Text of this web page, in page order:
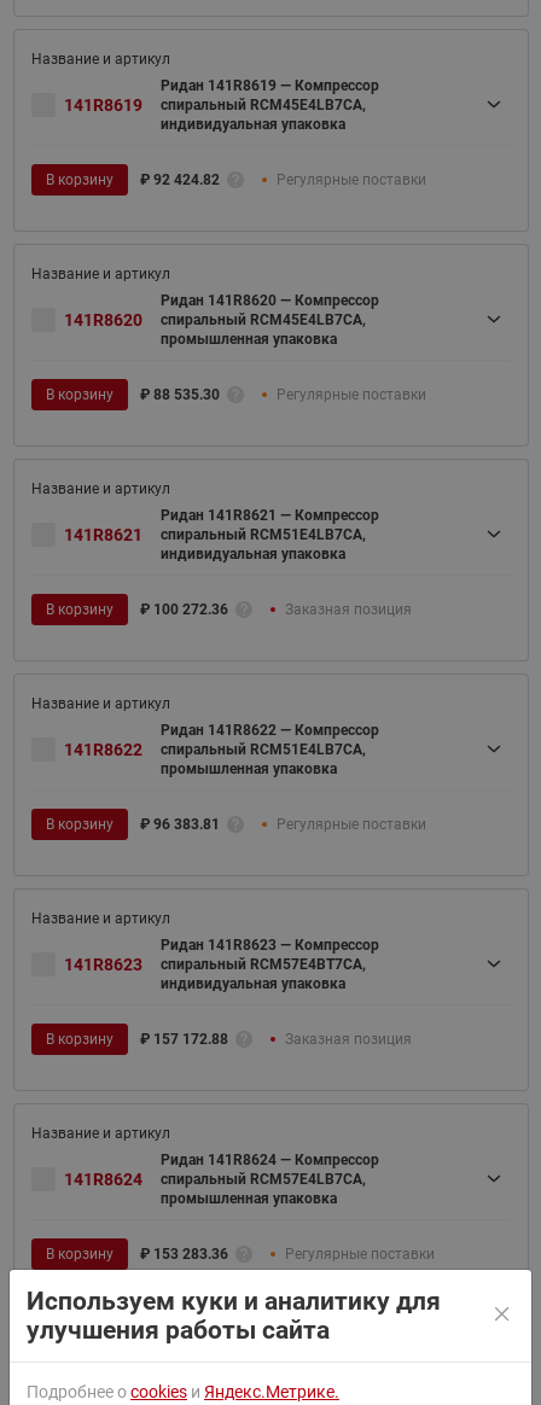
141R8619
Ридан 141R8619 — Компрессор
спиральный RCM45E4LB7CA,
индивидуальная упаковка
В корзину ₽ 92 424.82 Регулярные поставки
141R8620
Ридан 141R8620 — Компрессор
спиральный RCM45E4LB7CA,
промышленная упаковка
В корзину ₽ 88 535.30 Регулярные поставки
141R8621
Ридан 141R8621 — Компрессор
спиральный RCM51E4LB7CA,
индивидуальная упаковка
В корзину ₽ 100 272.36 Заказная позиция
141R8622
Ридан 141R8622 — Компрессор
спиральный RCM51E4LB7CA,
промышленная упаковка
В корзину ₽ 96 383.81 Регулярные поставки
141R8623
Ридан 141R8623 — Компрессор
спиральный RCM57E4BT7CA,
индивидуальная упаковка
В корзину ₽ 157 172.88 Заказная позиция
141R8624
Ридан 141R8624 — Компрессор
спиральный RCM57E4LB7CA,
промышленная упаковка
В корзину ₽ 153 283.36 Регулярные поставки
141R8625
спиральный RCM66E4LB7CA,
Используем куки и аналитику для
улучшения работы сайта
Подробнее оcookies и Яндекс.Метрике.